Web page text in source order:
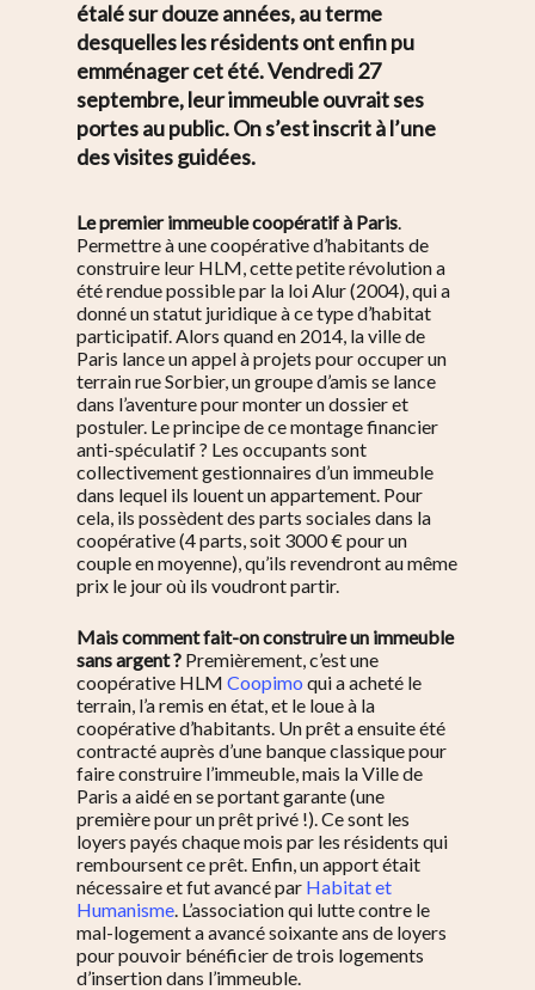
étalé sur douze années, au terme
desquelles les résidents ont enfin pu
emménager cet été. Vendredi 27
septembre, leur immeuble ouvrait ses
portes au public. On s’est inscrit à l’une
des visites guidées.
Le premier immeuble coopératif à Paris.
Permettre à unecoopérative d’habitants de
construire leur HLM, cette petite révolution a
été rendue possible par la loi Alur (2004), qui a
donné un statut juridique à ce type d’habitat
participatif. Alors quand en 2014, la ville de
Paris lance un appel à projets pour occuper un
terrain rue Sorbier, un groupe d’amis se lance
dans l’aventure pour monter un dossier et
postuler. Le principe de cemontage financier
anti-spéculatif? Les occupants sont
collectivement gestionnaires d’un immeuble
dans lequel ils louent un appartement. Pour
cela, ils possèdent des parts sociales dans la
coopérative (4 parts, soit 3000 € pour un
couple en moyenne), qu’ils revendront au même
prix le jour où ils voudront partir.
Mais comment fait-on construire un immeuble
sans argent ? Premièrement, c’est une
coopérative HLM Coopimo qui a acheté le
terrain, l’a remis en état, et le loue à la
coopérative d’habitants. Un prêt a ensuite été
contracté auprès d’une banque classique pour
faire construire l’immeuble, mais la Ville de
Paris a aidé en se portant garante (une
première pour un prêt privé !). Ce sont les
loyers payés chaque mois par les résidents qui
remboursent ce prêt. Enfin, un apport était
nécessaire et fut avancé par Habitat et
Humanisme. L’association qui lutte contre le
mal-logement a avancé soixante ans de loyers
pour pouvoir bénéficier de trois logements
d’insertion dans l’immeuble.